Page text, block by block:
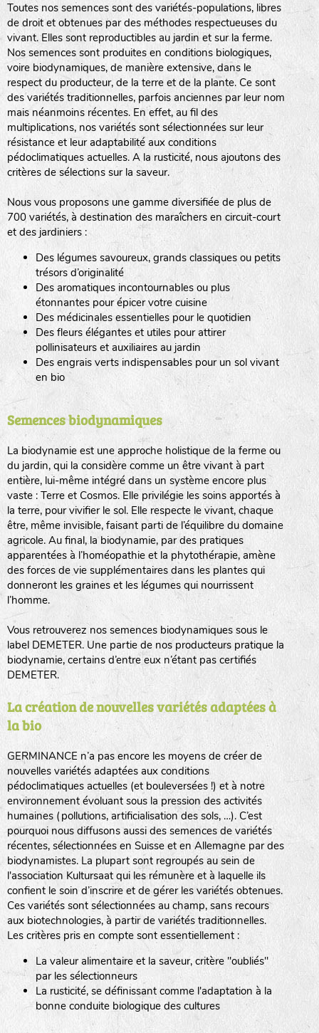
Toutes nos semences sont des variétés-populations, libres
de droit et obtenues par des méthodes respectueuses du
vivant. Elles sont reproductibles au jardin et sur la ferme.
Nos semences sont produites en conditions biologiques,
voire biodynamiques, de manière extensive, dans le
respect du producteur, de la terre et de la plante. Ce sont
des variétés traditionnelles, parfois anciennes par leur nom
mais néanmoins récentes. En effet, au fil des
multiplications, nos variétés sont sélectionnées sur leur
résistance et leur adaptabilité aux conditions
pédoclimatiques actuelles. A la rusticité, nous ajoutons des
critères de sélections sur la saveur.
Nous vous proposons une gamme diversifiée de plus de
700 variétés, à destination des maraîchers en circuit-court
et des jardiniers :
Des légumes savoureux, grands classiques ou petits
trésors d’originalité
Des aromatiques incontournables ou plus
étonnantes pour épicer votre cuisine
Des médicinales essentielles pour le quotidien
Des fleurs élégantes et utiles pour attirer
pollinisateurs et auxiliaires au jardin
Des engrais verts indispensables pour un sol vivant
en bio
Semences biodynamiques
La biodynamie est une approche holistique de la ferme ou
du jardin, qui la considère comme un être vivant à part
entière, lui-même intégré dans un système encore plus
vaste : Terre et Cosmos. Elle privilégie les soins apportés à
la terre, pour vivifier le sol. Elle respecte le vivant, chaque
être, même invisible, faisant parti de l’équilibre du domaine
agricole. Au final, la biodynamie, par des pratiques
apparentées à l’homéopathie et la phytothérapie, amène
des forces de vie supplémentaires dans les plantes qui
donneront les graines et les légumes qui nourrissent
l’homme.
Vous retrouverez nos semences biodynamiques sous le
label DEMETER. Une partie de nos producteurs pratique la
biodynamie, certains d’entre eux n’étant pas certifiés
DEMETER.
La création de nouvelles variétés adaptées à
la bio
GERMINANCE n’a pas encore les moyens de créer de
nouvelles variétés adaptées aux conditions
pédoclimatiques actuelles (et bouleversées !) et à notre
environnement évoluant sous la pression des activités
humaines (pollutions, artificialisation des sols, …). C’est
pourquoi nous diffusons aussi des semences de variétés
récentes, sélectionnées en Suisse et en Allemagne par des
biodynamistes. La plupart sont regroupés au sein de
l'association Kultursaat qui les rémunère et à laquelle ils
confient le soin d’inscrire et de gérer les variétés obtenues.
Ces variétés sont sélectionnées au champ, sans recours
aux biotechnologies, à partir de variétés traditionnelles.
Les critères pris en compte sont essentiellement :
La valeur alimentaire et la saveur, critère "oubliés"
par les sélectionneurs
La rusticité, se définissant comme l'adaptation à la
bonne conduite biologique des cultures
BINGENHEIMER SAATGUT (BGH)
www.bingenheimersaatgut.de
DE BOLSTER (DBO)
www.bolster.nl
GRAINE DEL PAÏS (GDP)
www.grainesdelpais.com
JARDIN EN’VIE (JEV)
LA BOITE A GRAINES (LBAG)
LA RÉFÉRENCE :F BEL20BPA1A (en haut à gauche)
F : Fleurs.
Les autres catégories étant :
: Engrais vert
L: Légumes
A: Aromatiques
BEL : Code de la variété
(Ici Belle de nuit)
20 : Année de récolte(ici 2020)
BPA : Initiales du producteur ou du fournisseur de la
semence.
1 : Numéro d’ordre du lot
A : Sans calibre.
G: Gros
M: Moyen calibre
P: Petit calibre
haies
zone sauvage
tas de compost
fleurs
animaux domestiques
animaux sauvages
biodiversité cultivée
Légumes feuilles
Légumes racines
Plantes aromatiques